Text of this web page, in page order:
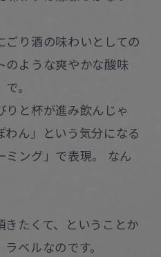
り酒の味わいとしての
のような爽やかな酸味
。
りと杯が進み飲んじゃ
わん」という気分になる
ング」で表現。 なん
たくて、ということか
ベルなのです。